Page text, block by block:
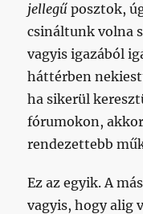
jellegű posztok,
csináltunk volna
vagyis igazából
háttérben
ha sikerül
fórumokon,
rendezettebb
Ez az egyik. A
vagyis, hogy alig